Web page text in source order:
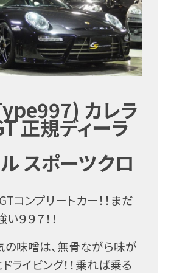
カレラ
正規ディーラ
スポーツクロ
コンプリートカー！！まだ
９９７！！
味噌は、無骨ながら味が
ライビング！！乗れば乗る